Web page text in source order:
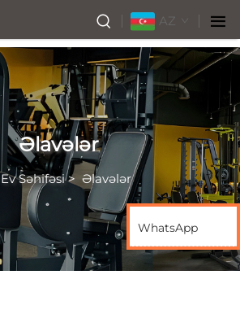
AZ
Əlavələr
Ev Səhifəsi> Əlavələr
WhatsApp